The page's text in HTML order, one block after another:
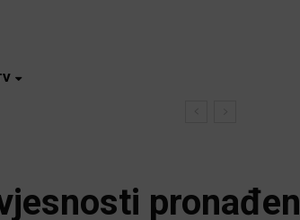
pronađen